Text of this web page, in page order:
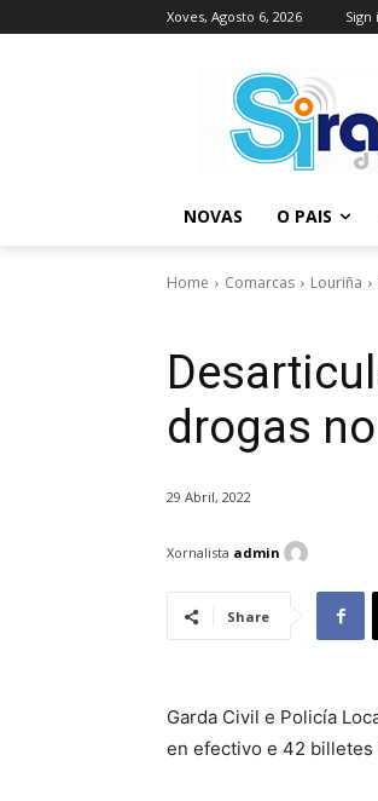
Xoves, Agosto 6, 2026 Sign
NOVAS O PAIS
Home Comarcas Louriña
drogas
29 Abril, 2022
Xornalista admin
Share
Garda Civil e Policía
en efectivo e 42 billetes